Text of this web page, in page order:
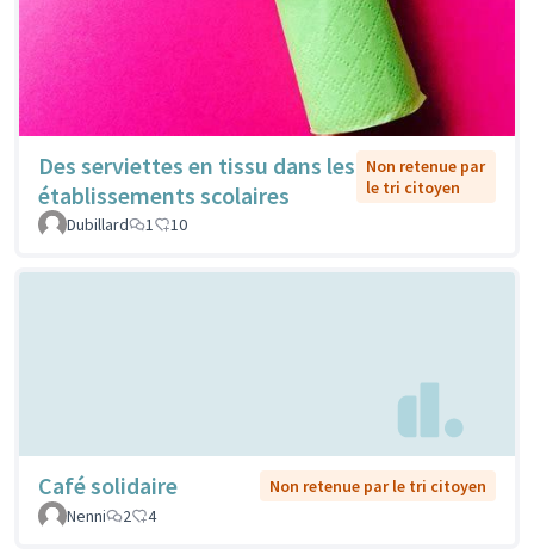
Des serviettes en tissu dans les
établissements scolaires
Non retenue par
le tri citoyen
Dubillard
1 10
Café solidaire
Non retenue par le tri citoyen
Nenni
2 4